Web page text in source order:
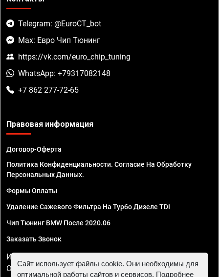
Telegram: @EuroCT_bot
Max: Евро Чип Тюнинг
https://vk.com/euro_chip_tuning
WhatsApp: +79317082148
+7 862 277-72-65
Правовая информация
Договор-Оферта
Политика Конфиденциальности. Согласие На Обработку
Персональных Данных.
Формы Оплаты
Удаление Сажевого Фильтра На Турбо Дизеле TDI
Чип Тюнинг BMW После 2020.06
Заказать Звонок
ИП Смирнов Георгий Павлович. ИНН 781302555843,
ОГРНИП 324470400032610
Сайт использует файлы cookie. Они необходимы для
оптимальной работы сайтов и сервисов. Подробнее